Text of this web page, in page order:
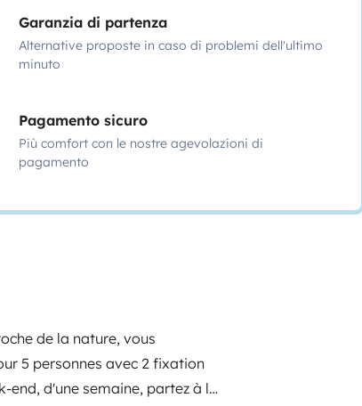
Garanzia di partenza
Alternative proposte in caso di problemi dell'ultimo
minuto
Pagamento sicuro
Più comfort con le nostre agevolazioni di
pagamento
de la nature, vous
5 personnes avec 2 fixation
end, d'une semaine, partez à la